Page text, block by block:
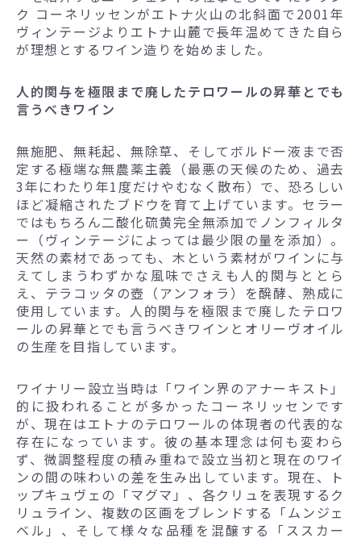
ク コーネリッセンがエトナ火山の北斜面で2001年
ヴィンテージよりエトナ山麓で長年温めてきた自ら
が理想とするワイン造りを始めました。
人的関与を極限まで廃したテロワールの昇華とでも
言うべきワイン
無施肥、無耗起、無除草、そしてボルドー液まで否
定する極端な無農薬主義（最悪の天候のため、過去
3年にわたり年1度だけやむなく散布）で、恐ろしい
ほど凝縮されたブドウを育て上げています。セラー
ではもちろん二酸化硫黄完全無添加でノンフィルタ
ー（ヴィンテージによっては最少限の量を添加）。
天然の素材であっても、木という素材がワインに与
えてしまうわずかな風味でさえも人的関与ととら
え、テラコッタの壺（アンフォラ）を醗酵、熟成に
使用しています。人的関与を極限まで廃したテロワ
ールの昇華とでも言うべきワインとオリーヴオイル
の生産を目指しています。
ワイナリー設立当時は「ワイン界のアナーキスト」
的に扱われることが多かったコーネリッセンです
が、現在はエトナのテロワールの体現者の代表的な
存在になっています。彼の基本理念は何も変わら
ず、微調整程度の積み重ねで設立当初と現在のワイ
ンの間の味わいの差を生み出しています。現在、ト
ップキュヴェの「マグマ」、各クリュを表現するク
リュライン、複数の区画をブレンドする「ムンジェ
ベル」、そして様々な品種を混醸する「ススカー